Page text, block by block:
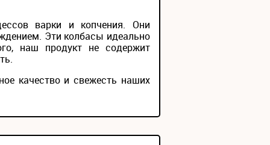
варки и копчения. Они
Эти колбасы идеально
наш продукт не содержит
качество и свежесть наших